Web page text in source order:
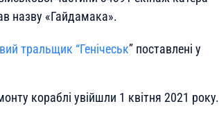
назву «Гайдамака».
тральщик “Генічеськ” поставлені у
кораблі увійшли 1 квітня 2021 року.